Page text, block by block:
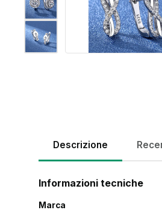
Descrizione
Informazioni tecniche
Marca